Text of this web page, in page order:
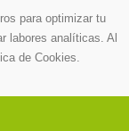
para optimizar tu
labores analíticas. Al
de Cookies.